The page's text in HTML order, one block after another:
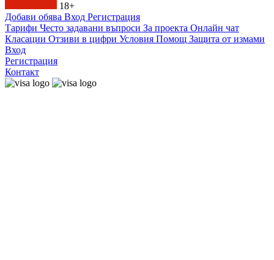
18+
Добави обява Вход Регистрация
Тарифи Често задавани въпроси За проекта Онлайн чат
Класации Отзиви в цифри Условия Помощ Защита от измами
Вход
Регистрация
Контакт